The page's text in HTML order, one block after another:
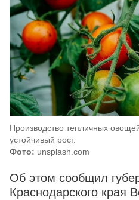
Производство тепличных
устойчивый рост.
Фото: unsplash.com
Об этом сообщил
Краснодарского края